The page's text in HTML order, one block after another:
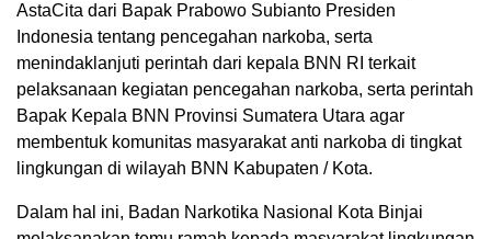
AstaCita dari Bapak Prabowo Subianto Presiden
Indonesia tentang pencegahan narkoba, serta
menindaklanjuti perintah dari kepala BNN RI terkait
pelaksanaan kegiatan pencegahan narkoba, serta perintah
Bapak Kepala BNN Provinsi Sumatera Utara agar
membentuk komunitas masyarakat anti narkoba di tingkat
lingkungan di wilayah BNN Kabupaten / Kota.
Dalam hal ini, Badan Narkotika Nasional Kota Binjai